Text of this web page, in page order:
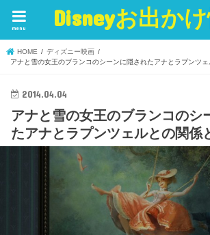
Disneyお出か
menu
HOME
ディズニー映画
アナと雪の女王のブランコのシーンに隠されたアナとラプンツェ
2014.04.04
アナと雪の女王のブランコのシ
たアナとラプンツェルとの関係